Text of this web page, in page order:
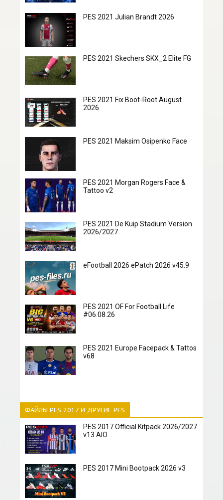
PES 2021 Julian Brandt 2026
PES 2021 Skechers SKX_2 Elite FG
PES 2021 Fix Boot-Root August
2026
PES 2021 Maksim Osipenko Face
PES 2021 Morgan Rogers Face &
Tattoo v2
PES 2021 De Kuip Stadium Version
2026/2027
eFootball 2026 ePatch 2026 v45.9
PES 2021 OF For Football Life
#06.08.26
PES 2021 Europe Facepack & Tattos
v68
ФАЙЛЫ PES 2017 И ДРУГИЕ PES
PES 2017 Official Kitpack 2026/2027
v13 AIO
PES 2017 Mini Bootpack 2026 v3